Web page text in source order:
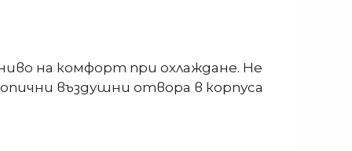
на комфорт при охлаждане. Не
въздушни отвора в корпуса